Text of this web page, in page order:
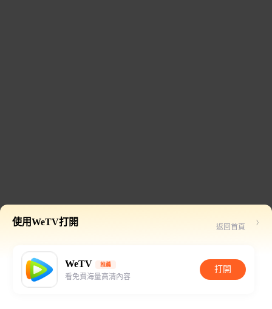
使用WeTV打開 返回首頁
WeTV 推薦
看免費海量高清內容
打開